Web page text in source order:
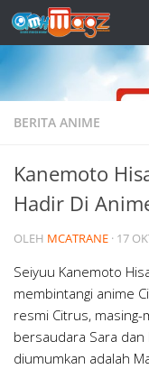
Skip to content
BERITA ANIME
Kanemoto
Hadir Di
OLEH MCATRANE · 17
Seiyuu Kanemoto
membintangi anime
resmi Citrus,
bersaudara Sara dan
diumumkan adalah